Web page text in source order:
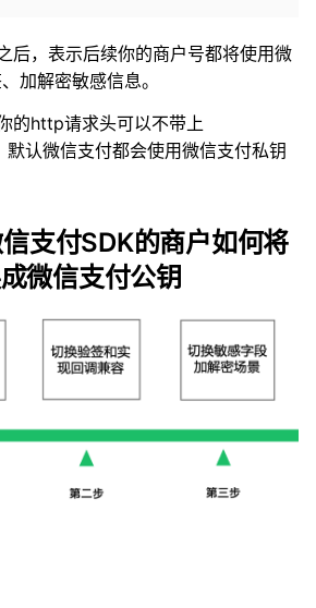
后，表示后续你的商户号都将使用微
加解密敏感信息。
的http请求头可以不带上
认微信支付都会使用微信支付私钥
支付SDK的商户如何将
微信支付公钥